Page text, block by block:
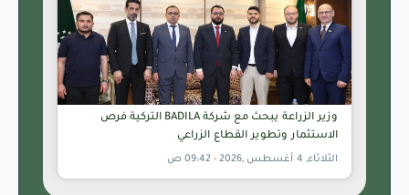
وزير الزراعة يبحث مع شركة BADILA التركية فرص
الاستثمار وتطوير القطاع الزراعي
الثلاثاء, 4 أغسطس ,2026 - 09:42 ص